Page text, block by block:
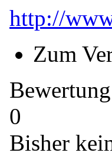
http://
Zum
0
Bisher